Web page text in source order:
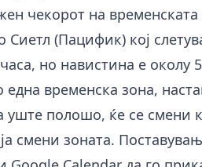
чекорот на временската
Сиетл (Пацифик) кој
но навистина е околу
временска зона,
уште полошо, ќе се смени
смени зоната.